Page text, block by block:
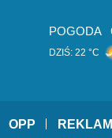
POGODA
DZIŚ: 22 °C
OPP